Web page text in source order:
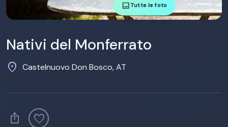
imageTutte le foto
Nativi del Monferrato
location_on Castelnuovo Don Bosco, AT
ios_share favorite